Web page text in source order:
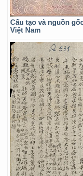
Cấu tạo và nguồn
Việt Nam